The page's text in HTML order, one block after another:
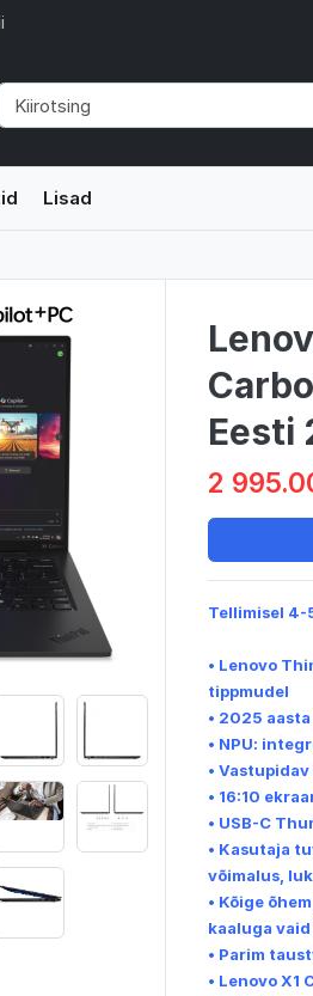
Lisad
Eesti
2
Tellimisel 4-
• Lenovo
tippmudel
• 2025
• NPU:
•
• 16:10
• USB-C
• Kasutaja
võimalus,
• Kõige
kaaluga
• Parim
• Lenovo X1